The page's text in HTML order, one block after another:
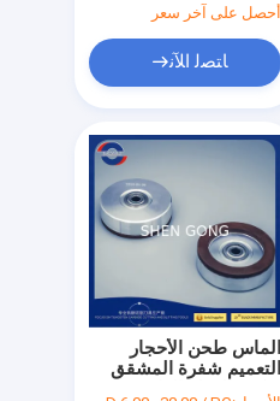
أحصل على آخر سعر
ﺎﺘﺼﻟ ﺍﻶﻧ
الماس طحن الأحجار
التعميم شفرة المشقق
سكين القطع الدائرية